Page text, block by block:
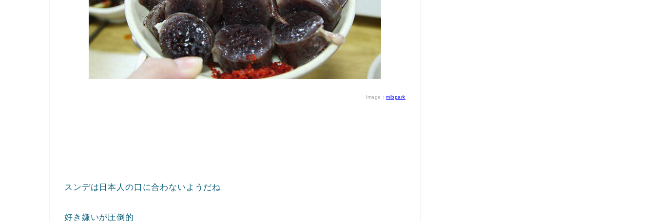
Image：mlbpark
スンデは日本人の口に合わないようだね
好き嫌いが圧倒的